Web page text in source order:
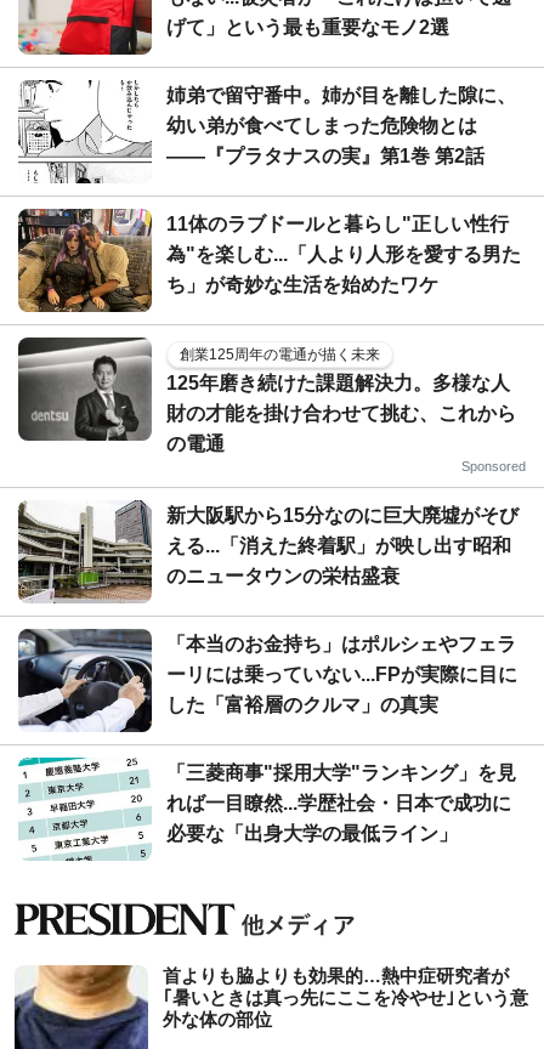
げて」という最も重要なモノ2選
姉弟で留守番中。姉が目を離した隙に、
幼い弟が食べてしまった危険物とは
――『プラタナスの実』第1巻 第2話
11体のラブドールと暮らし"正しい性行
為"を楽しむ...「人より人形を愛する男た
ち」が奇妙な生活を始めたワケ
創業125周年の電通が描く未来
125年磨き続けた課題解決力。多様な人
財の才能を掛け合わせて挑む、これから
の電通
Sponsored
新大阪駅から15分なのに巨大廃墟がそび
える...「消えた終着駅」が映し出す昭和
のニュータウンの栄枯盛衰
「本当のお金持ち」はポルシェやフェラ
ーリには乗っていない...FPが実際に目に
した「富裕層のクルマ」の真実
「三菱商事"採用大学"ランキング」を見
れば一目瞭然...学歴社会・日本で成功に
必要な「出身大学の最低ライン」
首よりも脇よりも効果的…熱中症研究者が
｢暑いときは真っ先にここを冷やせ｣という意
外な体の部位